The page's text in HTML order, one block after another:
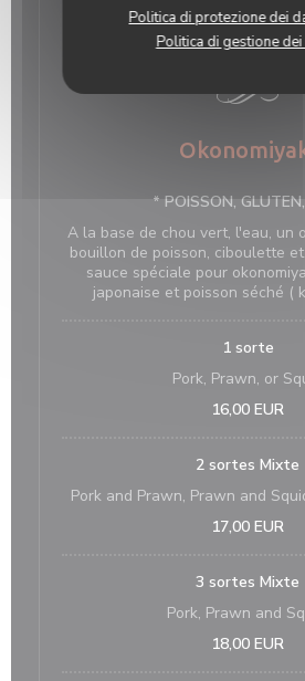
Politica di protezione dei
Politica di gestione
Notre
* POISSON,
A la base de chou vert, l'eau, un
bouillon de poisson, ciboulette
sauce spéciale pour
japonaise et poisson séché (
1 sorte
Pork, Prawn, or
16,00 EUR
2 sortes Mixte
Pork and Prawn, Prawn and
17,00 EUR
3 sortes Mixte
Pork, Prawn and
18,00 EUR